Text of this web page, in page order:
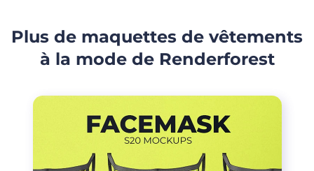
Plus de maquettes de vêtements
à la mode de Renderforest